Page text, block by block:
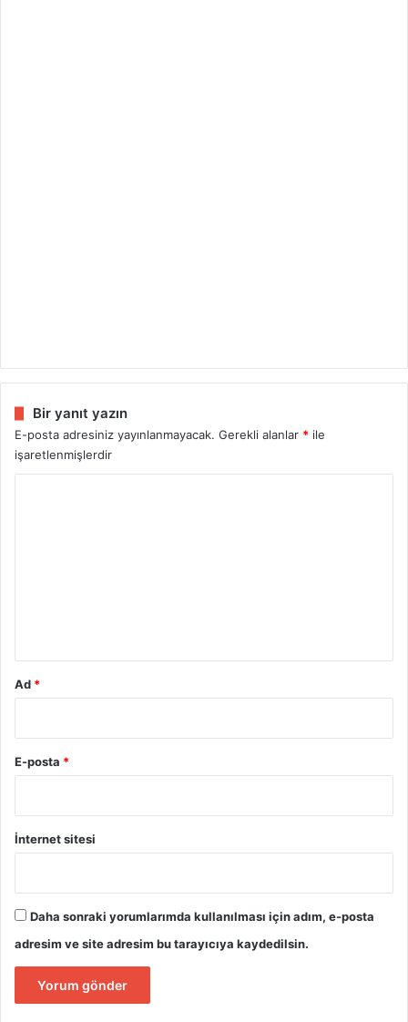
Bir yanıt yazın
E-posta adresiniz yayınlanmayacak. Gerekli alanlar * ile
işaretlenmişlerdir
Ad *
E-posta *
İnternet sitesi
Daha sonraki yorumlarımda kullanılması için adım, e-posta
adresim ve site adresim bu tarayıcıya kaydedilsin.